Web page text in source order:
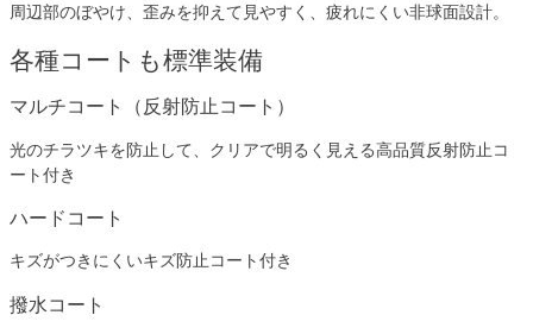
周辺部のぼやけ、歪みを抑えて見やすく、疲れにくい非球面設計。
各種コートも標準装備
マルチコート（反射防止コート）
光のチラツキを防止して、クリアで明るく見える高品質反射防止コ
ート付き
ハードコート
キズがつきにくいキズ防止コート付き
撥水コート